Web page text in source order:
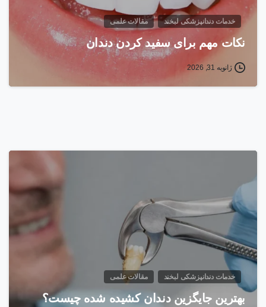
خدمات دندانپزشکی لبخند مقالات علمی
نکات مهم برای سفید کردن دندان
ژانویه 31, 2026
خدمات دندانپزشکی لبخند مقالات علمی
بهترین جایگزین دندان کشیده شده چیست؟